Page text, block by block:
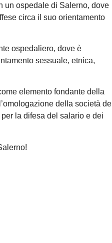
un ospedale di Salerno, dove
circa il suo orientamento
ospedaliero, dove è
sessuale, etnica,
elemento fondante della
della società del
la difesa del salario e dei